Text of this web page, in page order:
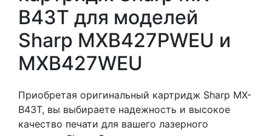
B43T для моделей
Sharp MXB427PWEU и
MXB427WEU
Приобретая оригинальный картридж Sharp MX-
B43T, вы выбираете надежность и высокое
качество печати для вашего лазерного